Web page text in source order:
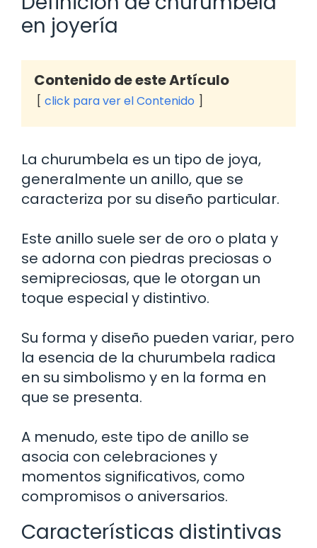
en joyería
Contenido de este Artículo
click para ver el Contenido
La churumbela es un tipo de joya,
generalmente un anillo, que se
caracteriza por su diseño particular.
Este anillo suele ser de oro o plata y
se adorna con piedras preciosas o
semipreciosas, que le otorgan un
toque especial y distintivo.
Su forma y diseño pueden variar, pero
la esencia de la churumbela radica
en su simbolismo y en la forma en
que se presenta.
A menudo, este tipo de anillo se
asocia con celebraciones y
momentos significativos, como
compromisos o aniversarios.
Características distintivas